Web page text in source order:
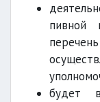
пивной
будет